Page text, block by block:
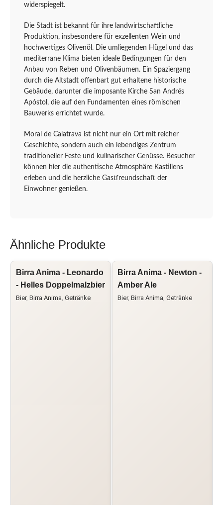
widerspiegelt.
Die Stadt ist bekannt für ihre landwirtschaftliche
Produktion, insbesondere für exzellenten Wein und
hochwertiges Olivenöl. Die umliegenden Hügel und das
mediterrane Klima bieten ideale Bedingungen für den
Anbau von Reben und Olivenbäumen. Ein Spaziergang
durch die Altstadt offenbart gut erhaltene historische
Gebäude, darunter die imposante Kirche San Andrés
Apóstol, die auf den Fundamenten eines römischen
Bauwerks errichtet wurde.
Moral de Calatrava ist nicht nur ein Ort mit reicher
Geschichte, sondern auch ein lebendiges Zentrum
traditioneller Feste und kulinarischer Genüsse. Besucher
können hier die authentische Atmosphäre Kastiliens
erleben und die herzliche Gastfreundschaft der
Einwohner genießen.
Ähnliche Produkte
Birra Anima - Leonardo
- Helles Doppelmalzbier
Bier, Birra Anima, Getränke
Birra Anima - Newton -
Amber Ale
Bier, Birra Anima, Getränke